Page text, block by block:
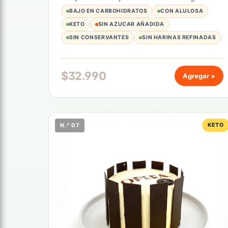
3,5 g de hidratos de carbono por porción.
Unidad de 1200 gr.
BAJO EN CARBOHIDRATOS
CON ALULOSA
KETO
SIN AZUCAR AÑADIDA
SIN CONSERVANTES
SIN HARINAS REFINADAS
$32.990 Agregar +
KETO
N.º 07